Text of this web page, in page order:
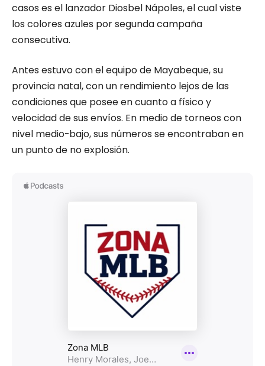
casos es el lanzador Diosbel Nápoles, el cual viste
los colores azules por segunda campaña
consecutiva.
Antes estuvo con el equipo de Mayabeque, su
provincia natal, con un rendimiento lejos de las
condiciones que posee en cuanto a físico y
velocidad de sus envíos. En medio de torneos con
nivel medio-bajo, sus números se encontraban en
un punto de no explosión.